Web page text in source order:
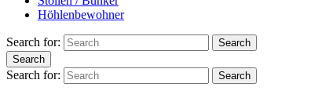
Höhlenbewohner
Search for:
Search
Search
Search for: Search